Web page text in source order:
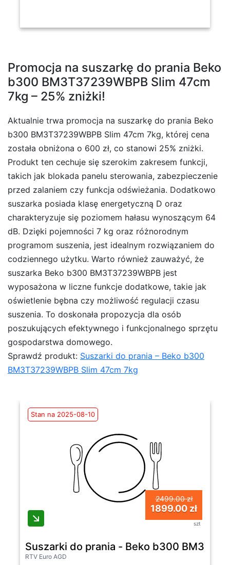
Promocja na suszarkę do prania Beko
b300 BM3T37239WBPB Slim 47cm
7kg – 25% zniżki!
Aktualnie trwa promocja na suszarkę do prania Beko
b300 BM3T37239WBPB Slim 47cm 7kg, której cena
została obniżona o 600 zł, co stanowi 25% zniżki.
Produkt ten cechuje się szerokim zakresem funkcji,
takich jak blokada panelu sterowania, zabezpieczenie
przed zalaniem czy funkcja odświeżania. Dodatkowo
suszarka posiada klasę energetyczną D oraz
charakteryzuje się poziomem hałasu wynoszącym 64
dB. Dzięki pojemności 7 kg oraz różnorodnym
programom suszenia, jest idealnym rozwiązaniem do
codziennego użytku. Warto również zauważyć, że
suszarka Beko b300 BM3T37239WBPB jest
wyposażona w liczne funkcje dodatkowe, takie jak
oświetlenie bębna czy możliwość regulacji czasu
suszenia. To doskonała propozycja dla osób
poszukujących efektywnego i funkcjonalnego sprzętu
gospodarstwa domowego.
Sprawdź produkt: Suszarki do prania – Beko b300
BM3T37239WBPB Slim 47cm 7kg
Stan na 2025-08-10
2499.00 zł
1899.00 zł
szt
Suszarki do prania - Beko b300
RTV Euro AGD